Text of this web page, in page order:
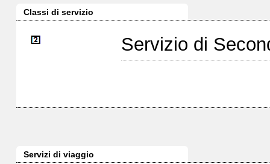
Classi di servizio
Servizio di
Servizi di viaggio